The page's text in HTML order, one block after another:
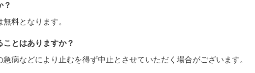
？
料となります。
とはありますか？
病などにより止むを得ず中止とさせていただく場合がございます。